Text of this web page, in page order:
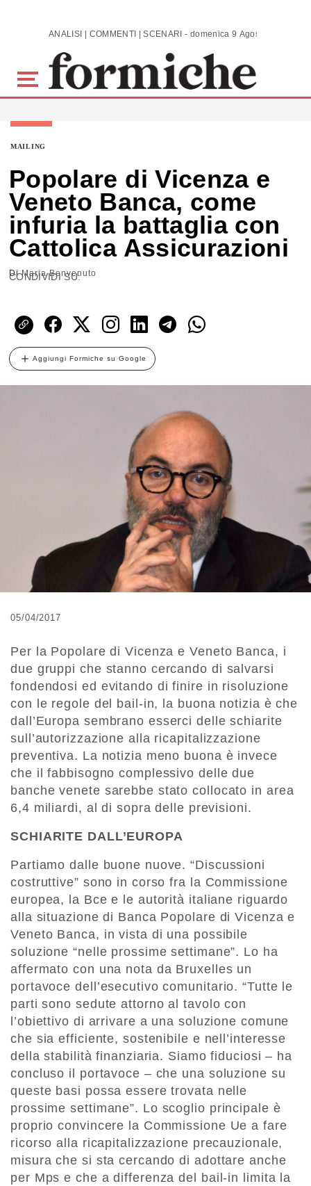
Skip to main content ANALISI | COMMENTI | SCENARI - domenica 9 Agosto 2026
MAILING
Popolare di Vicenza e
Veneto Banca, come
infuria la battaglia con
Cattolica Assicurazioni
DiMaria Benvenuto
CONDIVIDI SU:
Aggiungi Formiche su Google
05/04/2017
Per la Popolare di Vicenza e Veneto Banca, i
due gruppi che stanno cercando di salvarsi
fondendosi ed evitando di finire in risoluzione
con le regole del bail-in, la buona notizia è che
dall’Europa sembrano esserci delle schiarite
sull’autorizzazione alla ricapitalizzazione
preventiva. La notizia meno buona è invece
che il fabbisogno complessivo delle due
banche venete sarebbe stato collocato in area
6,4 miliardi, al di sopra delle previsioni.
SCHIARITE DALL’EUROPA
Partiamo dalle buone nuove. “Discussioni
costruttive” sono in corso fra la Commissione
europea, la Bce e le autorità italiane riguardo
alla situazione di Banca Popolare di Vicenza e
Veneto Banca, in vista di una possibile
soluzione “nelle prossime settimane”. Lo ha
affermato con una nota da Bruxelles un
portavoce dell’esecutivo comunitario. “Tutte le
parti sono sedute attorno al tavolo con
l’obiettivo di arrivare a una soluzione comune
che sia efficiente, sostenibile e nell’interesse
della stabilità finanziaria. Siamo fiduciosi – ha
concluso il portavoce – che una soluzione su
queste basi possa essere trovata nelle
prossime settimane”. Lo scoglio principale è
proprio convincere la Commissione Ue a fare
ricorso alla ricapitalizzazione precauzionale,
misura che si sta cercando di adottare anche
per Mps e che a differenza del bail-in limita la